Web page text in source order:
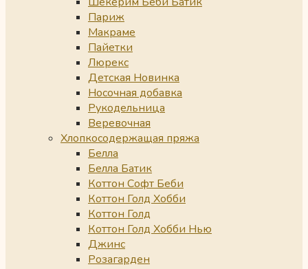
Париж
Макраме
Пайетки
Люрекс
Детская Новинка
Носочная добавка
Рукодельница
Веревочная
Хлопкосодержащая пряжа
Белла
Белла Батик
Коттон Софт Беби
Коттон Голд Хобби
Коттон Голд
Коттон Голд Хобби Нью
Джинс
Розагарден